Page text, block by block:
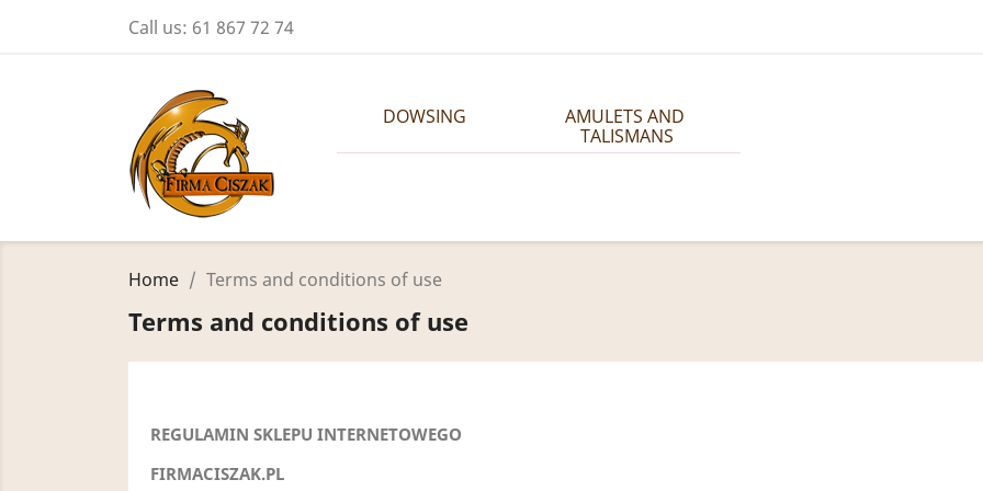
Call us: 61 867 72 74
DOWSING
AMULETS AND
TALISMANS
Home Terms and conditions of use
Terms and conditions of use
REGULAMIN SKLEPU INTERNETOWEGO
FIRMACISZAK.PL